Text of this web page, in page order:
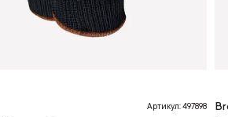
Артикул: 497898